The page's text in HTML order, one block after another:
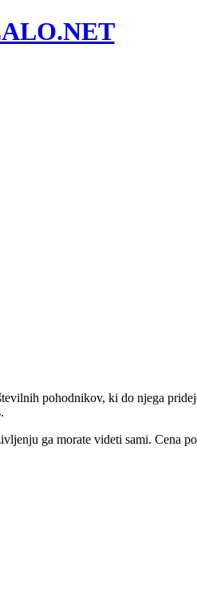
pohodnikov, ki do njega
ga morate videti sami. Cena